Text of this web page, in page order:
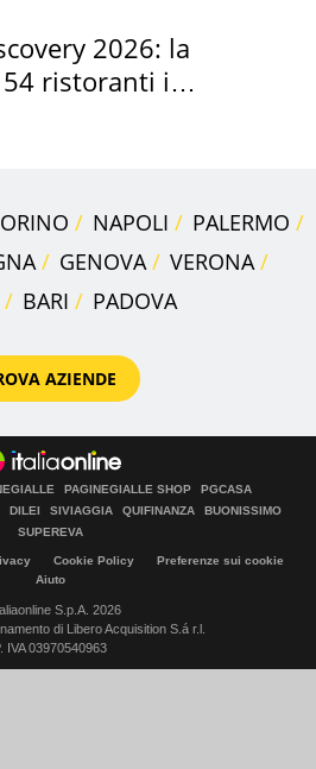
2026: la
ristoranti in
NAPOLI
PALERMO
GENOVA
VERONA
BARI PADOVA
AZIENDE
PAGINEGIALLE SHOP
PGCASA
DILEI SIVIAGGIA QUIFINANZA
BUONISSIMO
SUPEREVA
Cookie Policy
Preferenze sui cookie
Aiuto
S.p.A. 2026
di Libero Acquisition S.á r.l.
IVA 03970540963